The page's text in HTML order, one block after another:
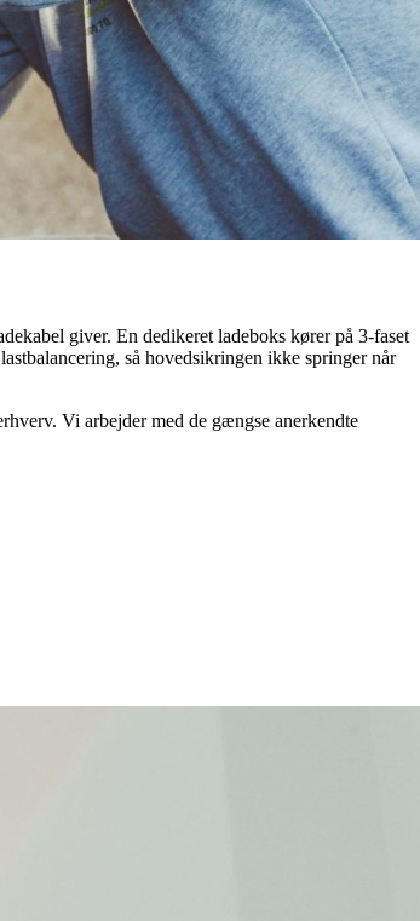
giver. En dedikeret ladeboks kører på 3-faset
så hovedsikringen ikke springer når
Vi arbejder med de gængse anerkendte